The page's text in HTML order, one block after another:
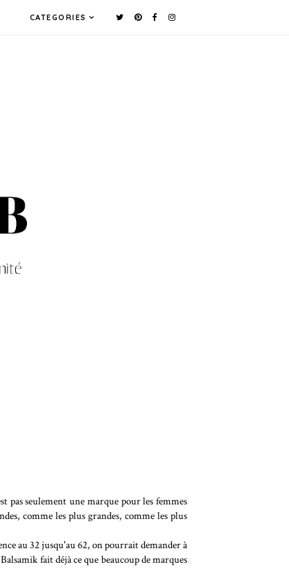
CATEGORIES
pas seulement une marque pour les femmes
comme les plus grandes, comme les plus
au 32 jusqu'au 62, on pourrait demander à
fait déjà ce que beaucoup de marques